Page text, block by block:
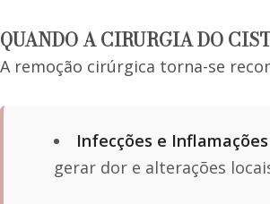
QUANDO A CIRURGIA DO
A remoção cirúrgica torna-se
Infecções e
gerar dor e alterações